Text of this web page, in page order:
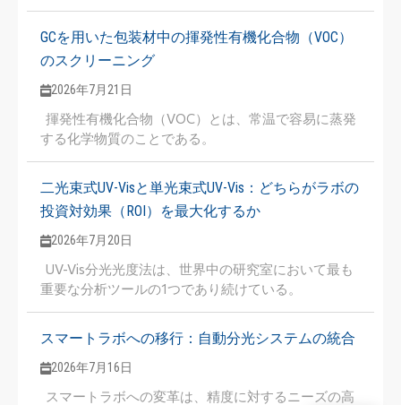
GCを用いた包装材中の揮発性有機化合物（VOC）
のスクリーニング
2026年7月21日
揮発性有機化合物（VOC）とは、常温で容易に蒸発
する化学物質のことである。
二光束式UV-Visと単光束式UV-Vis：どちらがラボの
投資対効果（ROI）を最大化するか
2026年7月20日
UV-Vis分光光度法は、世界中の研究室において最も
重要な分析ツールの1つであり続けている。
スマートラボへの移行：自動分光システムの統合
2026年7月16日
スマートラボへの変革は、精度に対するニーズの高